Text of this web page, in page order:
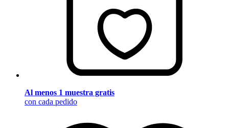
Al menos 1 muestra gratis
con cada pedido